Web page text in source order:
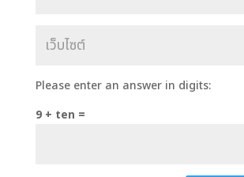
Please enter an answer in digits:
9 + ten =